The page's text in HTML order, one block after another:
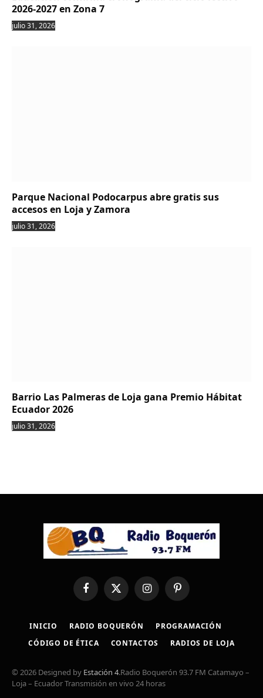
2026-2027 en Zona 7
julio 31, 2026
Parque Nacional Podocarpus abre gratis sus
accesos en Loja y Zamora
julio 31, 2026
Barrio Las Palmeras de Loja gana Premio Hábitat
Ecuador 2026
julio 31, 2026
FacebookX
(Twitter)
InstagramPinterest
INICIO RADIO BOQUERÓN
PROGRAMACIÓN
CÓDIGO DE ÉTICA
CONTACTOS RADIOS DE LOJA
© 2026 Designed by Estación 4.Radio Boquerón 93.7 FM Catamayo –
Loja – Ecuador Transmisión en vivo 24 horas